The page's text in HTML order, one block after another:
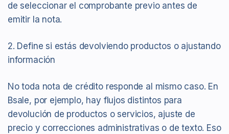
de seleccionar el comprobante previo antes de
emitir la nota.
2. Define si estás devolviendo productos o ajustando
información
No toda nota de crédito responde al mismo caso. En
Bsale, por ejemplo, hay flujos distintos para
devolución de productos o servicios, ajuste de
precio y correcciones administrativas o de texto. Eso